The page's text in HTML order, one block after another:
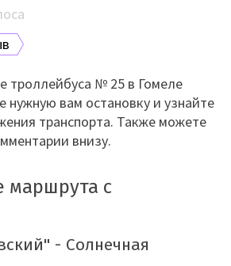
троллейбуса № 25 в Гомеле
нужную вам остановку и узнайте
транспорта. Также можете
внизу.
маршрута с
- Солнечная